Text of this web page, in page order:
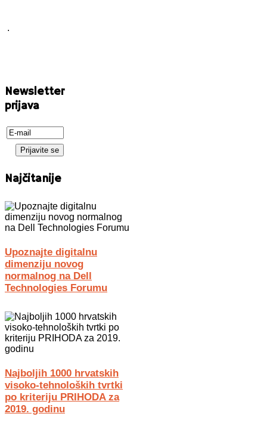
.
Newsletter
prijava
Najčitanije
Upoznajte digitalnu
dimenziju novog
normalnog na Dell
Technologies Forumu
Najboljih 1000 hrvatskih
visoko-tehnoloških tvrtki
po kriteriju PRIHODA za
2019. godinu